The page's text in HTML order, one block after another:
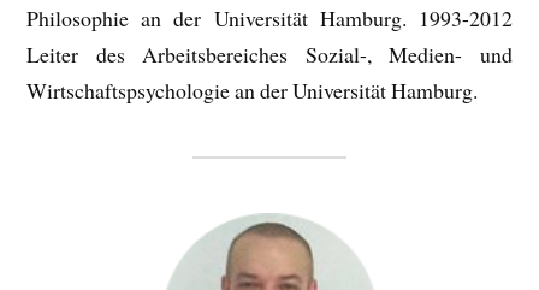
Philosophie an der Universität Hamburg. 1993-2012
Leiter des Arbeitsbereiches Sozial-, Medien- und
Wirtschaftspsychologie an der Universität Hamburg.